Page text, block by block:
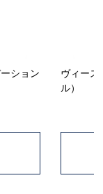
ション
ヴィース
ル）